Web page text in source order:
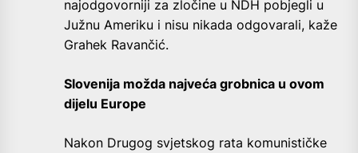
najodgovorniji za zločine u NDH pobjegli u
Južnu Ameriku i nisu nikada odgovarali, kaže
Grahek Ravančić.
Slovenija možda najveća grobnica u ovom
dijelu Europe
Nakon Drugog svjetskog rata komunističke